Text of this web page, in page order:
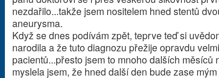
nezdařilo...takže jsem nositelem hned stentů
aneurysma.
Když se dnes podívám zpět, teprve teď si
narodila a že tuto diagnozu přežije opravdu
pacientů...přesto jsem to mnoho dalších měsíců
myslela jsem, že hned další den bude zase